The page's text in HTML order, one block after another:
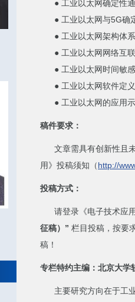
● 工业以太网确定性
● 工业以太网与5G确
● 工业以太网架构体系
● 工业以太网网络互
● 工业以太网时间敏
● 工业以太网软件定
● 工业以太网的应用
稿件要求：
文章需具有创新性且未
用》投稿须知（http://
投稿方式：
请登录《电子技术应
征稿）” 栏目投稿，按要
稿！
专栏特约主编：北京大学
主要研究方向在于工业